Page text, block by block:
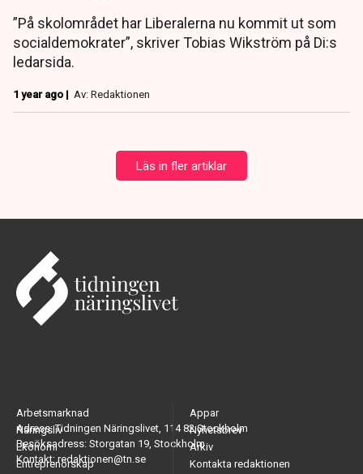
”På skolområdet har Liberalerna nu kommit ut som
socialdemokrater”, skriver Tobias Wikström på Di:s
ledarsida.
1 year ago | Av: Redaktionen
Läs in fler artiklar
Adress: Tidningen Näringslivet, 114 82 Stockholm
Besöksadress: Storgatan 19, Stockholm
Kontakt: redaktionen@tn.se
Arbetsmarknad
Näringsliv
Ekonomi
Entreprenörskap
Appar
Nyhetsbrev
Arkiv
Kontakta redaktionen